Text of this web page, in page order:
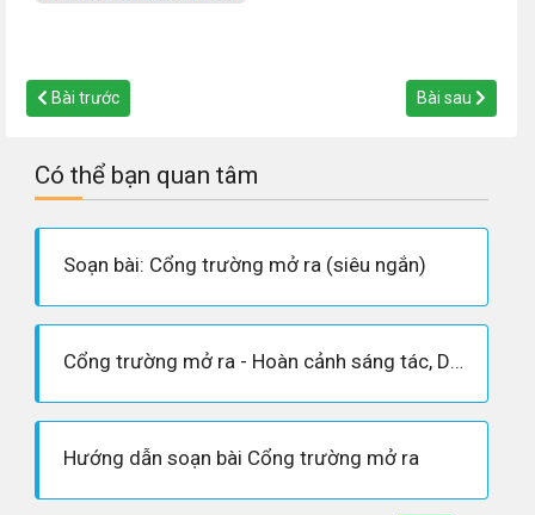
Bài trước Bài sau
Có thể bạn quan tâm
Soạn bài: Cổng trường mở ra (siêu ngắn)
Cổng trường mở ra - Hoàn cảnh sáng tác, Dàn ý phân tích tác phẩm
Hướng dẫn soạn bài Cổng trường mở ra